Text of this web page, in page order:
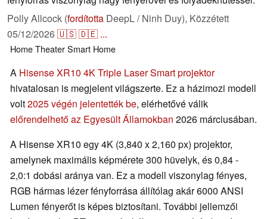
Polly Allcock (fordította DeepL / Ninh Duy), Közzétett
05/12/2026🇺🇸🇩🇪 ...
Home TheaterSmart Home
A Hisense XR10 4K Triple Laser Smart projektor
hivatalosan is megjelent világszerte. Ez a házimozi modell
volt2025 végén jelentették be, elérhetővé válik
előrendelhető az Egyesült Államokban 2026 márciusában.
A Hisense XR10 egy 4K (3,840 x 2,160 px) projektor,
amelynek maximális képmérete 300 hüvelyk, és 0,84 -
2,0:1 dobási aránya van. Ez a modell viszonylag fényes,
RGB hármas lézer fényforrása állítólag akár 6000 ANSI
Lumen fényerőt is képes biztosítani. További jellemzői